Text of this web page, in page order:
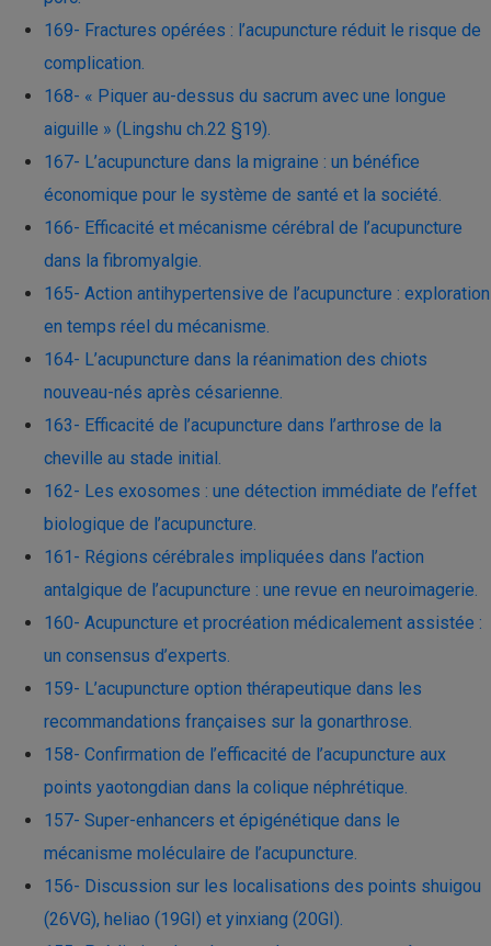
169- Fractures opérées : l’acupuncture réduit le risque de
complication.
168- « Piquer au-dessus du sacrum avec une longue
aiguille » (Lingshu ch.22 §19).
167- L’acupuncture dans la migraine : un bénéfice
économique pour le système de santé et la société.
166- Efficacité et mécanisme cérébral de l’acupuncture
dans la fibromyalgie.
165- Action antihypertensive de l’acupuncture : exploration
en temps réel du mécanisme.
164- L’acupuncture dans la réanimation des chiots
nouveau-nés après césarienne.
163- Efficacité de l’acupuncture dans l’arthrose de la
cheville au stade initial.
162- Les exosomes : une détection immédiate de l’effet
biologique de l’acupuncture.
161- Régions cérébrales impliquées dans l’action
antalgique de l’acupuncture : une revue en neuroimagerie.
160- Acupuncture et procréation médicalement assistée :
un consensus d’experts.
159- L’acupuncture option thérapeutique dans les
recommandations françaises sur la gonarthrose.
158- Confirmation de l’efficacité de l’acupuncture aux
points yaotongdian dans la colique néphrétique.
157- Super-enhancers et épigénétique dans le
mécanisme moléculaire de l’acupuncture.
156- Discussion sur les localisations des points shuigou
(26VG), heliao (19GI) et yinxiang (20GI)​.